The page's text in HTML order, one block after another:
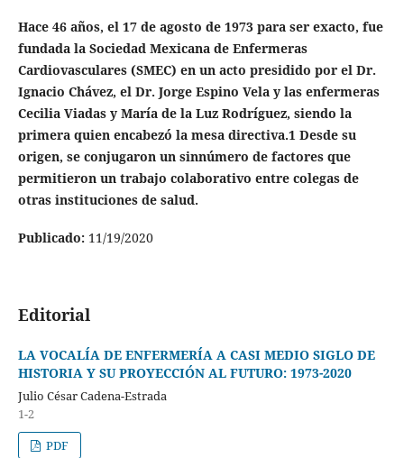
Hace 46 años, el 17 de agosto de 1973 para ser exacto, fue
fundada la Sociedad Mexicana de Enfermeras
Cardiovasculares (SMEC) en un acto presidido por el Dr.
Ignacio Chávez, el Dr. Jorge Espino Vela y las enfermeras
Cecilia Viadas y María de la Luz Rodríguez, siendo la
primera quien encabezó la mesa directiva.1 Desde su
origen, se conjugaron un sinnúmero de factores que
permitieron un trabajo colaborativo entre colegas de
otras instituciones de salud.
Publicado: 11/19/2020
Editorial
LA VOCALÍA DE ENFERMERÍA A CASI MEDIO SIGLO DE
HISTORIA Y SU PROYECCIÓN AL FUTURO: 1973-2020
Julio César Cadena-Estrada
1-2
PDF